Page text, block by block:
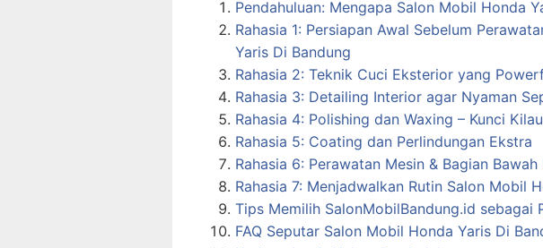
Pendahuluan: Mengapa Salon Mobil Honda
Rahasia 1: Persiapan Awal Sebelum
Yaris Di Bandung
Rahasia 2: Teknik Cuci Eksterior yang
Rahasia 3: Detailing Interior agar Nyaman
Rahasia 4: Polishing dan Waxing – Kunci
Rahasia 5: Coating dan Perlindungan Ekstra
Rahasia 6: Perawatan Mesin & Bagian
Rahasia 7: Menjadwalkan Rutin Salon Mobil
Tips Memilih SalonMobilBandung.id sebagai
FAQ Seputar Salon Mobil Honda Yaris Di